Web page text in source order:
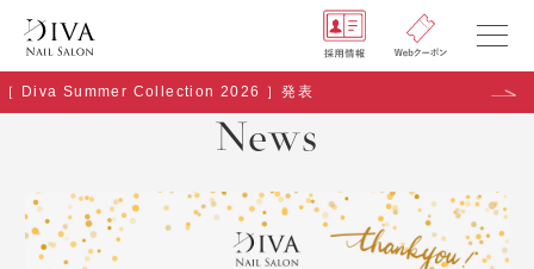
NEWS
GALLERY
RECRUIT
［ Diva Summer Collection 2026 ］発表
News